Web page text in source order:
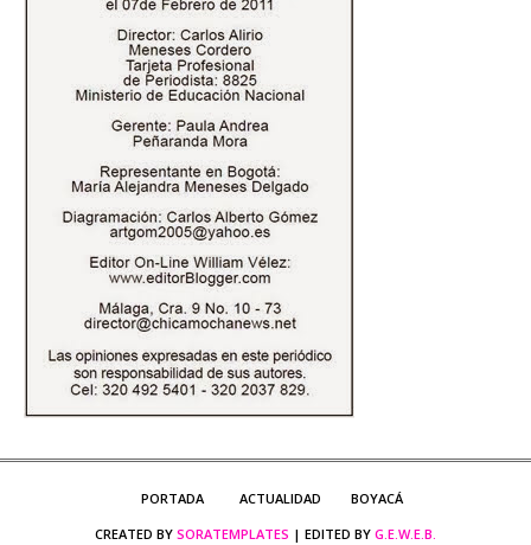
PORTADA ACTUALIDAD
BOYACÁ
CREATED BY SORATEMPLATES | EDITED BY G.E.W.E.B.